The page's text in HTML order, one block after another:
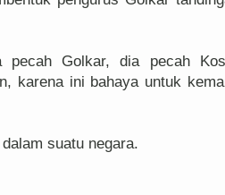
pecah Golkar, dia pecah
karena ini bahaya untuk
suatu negara.